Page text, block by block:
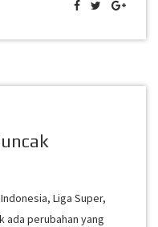
Liga Super,
ada perubahan yang